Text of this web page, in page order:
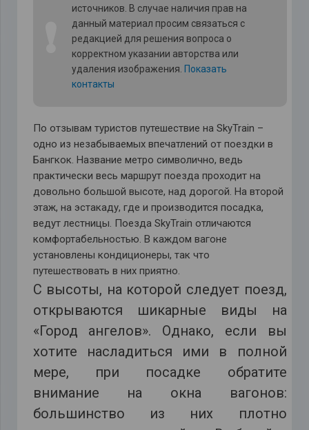
источников. В случае наличия прав на
данный материал просим связаться с
редакцией для решения вопроса о
корректном указании авторства или
удаления изображения. Показать
контакты
По отзывам туристов путешествие на SkyTrain –
одно из незабываемых впечатлений от поездки в
Бангкок. Название метро символично, ведь
практически весь маршрут поезда проходит на
довольно большой высоте, над дорогой. На второй
этаж, на эстакаду, где и производится посадка,
ведут лестницы. Поезда SkyTrain отличаются
комфортабельностью. В каждом вагоне
установлены кондиционеры, так что
путешествовать в них приятно.
С высоты, на которой следует поезд,
открываются шикарные виды на
«Город ангелов». Однако, если вы
хотите насладиться ими в полной
мере, при посадке обратите
внимание на окна вагонов:
большинство из них плотно